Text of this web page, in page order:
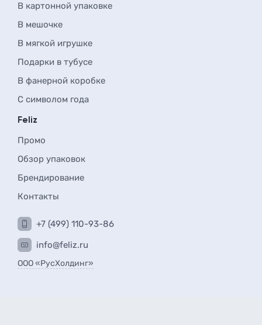
В картонной упаковке
В мешочке
В мягкой игрушке
Подарки в тубусе
В фанерной коробке
С символом года
Feliz
Промо
Обзор упаковок
Брендирование
Контакты
+7 (499) 110-93-86
info@feliz.ru
ООО «РусХолдинг»